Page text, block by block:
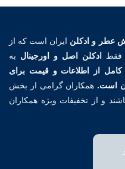
عطر و ادکلن ایران است که از
فقط ادکلن اصل و اورجینال به
از اطلاعات و قیمت برای
است. همکاران گرامی از بخش
و از تخفیفات ویژه همکاران